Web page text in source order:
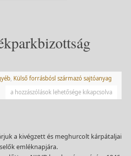
, Külső forrásbósl származó sajtóanyag
a hozzászólások lehetősége kikapcsolva
a kivégzett és meghurcolt kárpátaljai
emléknapjára.